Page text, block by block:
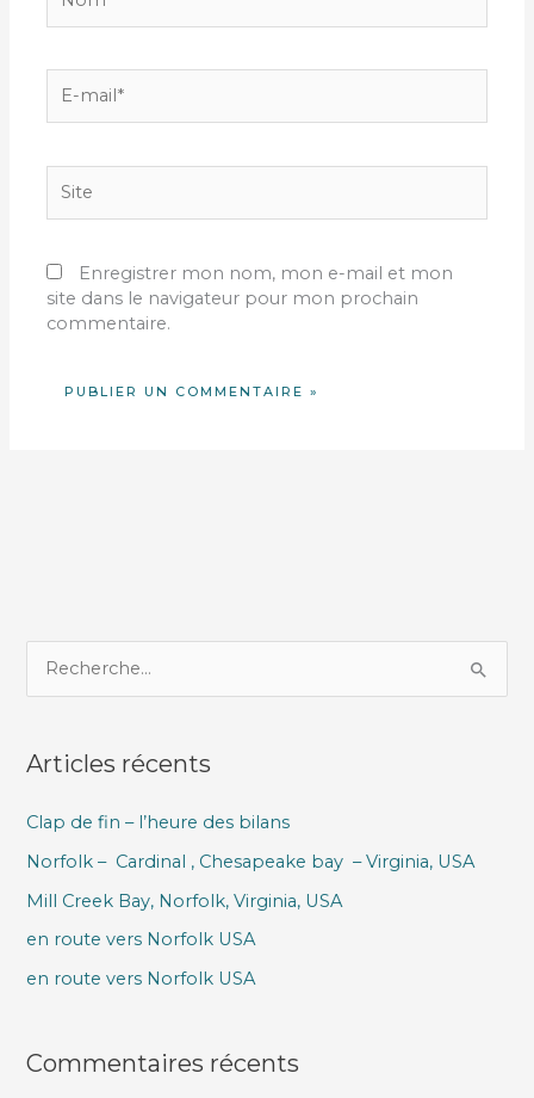
mail*
Enregistrer mon nom, mon e-mail et mon
site dans le navigateur pour mon prochain
commentaire.
e
h
r
c
h
e
Articles récents
Clap de fin – l’heure des bilans
Norfolk – Cardinal , Chesapeake bay – Virginia, USA
Mill Creek Bay, Norfolk, Virginia, USA
en route vers Norfolk USA
en route vers Norfolk USA
Commentaires récents